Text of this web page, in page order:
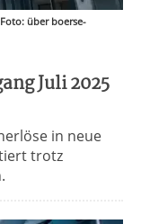
über boerse-
Juli 2025
in neue
trotz